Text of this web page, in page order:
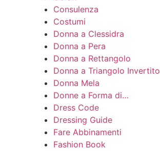
Consulenza
Costumi
Donna a Clessidra
Donna a Pera
Donna a Rettangolo
Donna a Triangolo Invertito
Donna Mela
Donne a Forma di…
Dress Code
Dressing Guide
Fare Abbinamenti
Fashion Book